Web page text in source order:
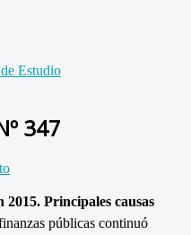
Estudio
347
2015. Principales causas
públicas continuó